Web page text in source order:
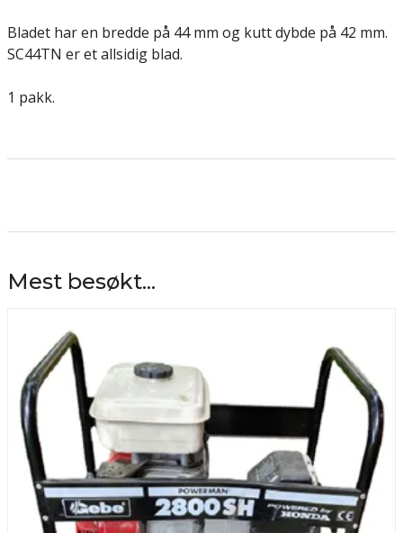
Bladet har en bredde på 44 mm og kutt dybde på 42 mm.
SC44TN er et allsidig blad.
1 pakk.
Mest besøkt...